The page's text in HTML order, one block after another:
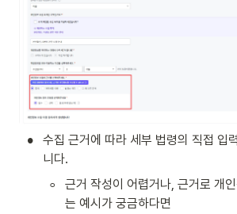
•
수집 근거에 따라 세부 법령의 직접 입
니다.
◦
근거 작성이 어렵거나, 근거로 개
는 예시가 궁금하다면